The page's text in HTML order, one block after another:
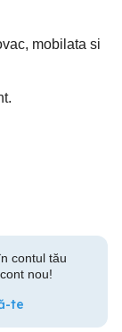
mobilata si
contul tău
nou!
te